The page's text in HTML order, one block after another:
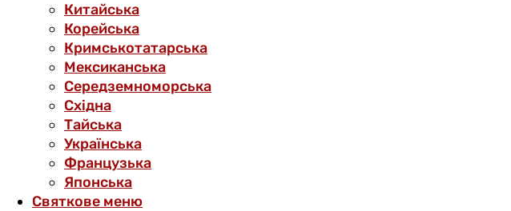
Китайська
Корейська
Кримськотатарська
Мексиканська
Середземноморська
Східна
Тайська
Українська
Французька
Японська
Святкове меню